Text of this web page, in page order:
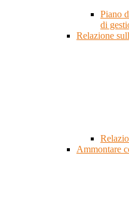
Piano
di
Relazione
Ammontare